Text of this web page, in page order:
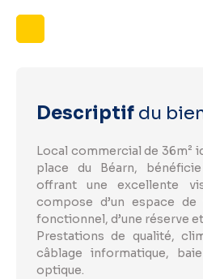
Descriptif du
Local commercial de 36m²
place du Béarn,
offrant une excellente
compose d’un espace
fonctionnel, d’une réserve et
Prestations de qualité,
câblage informatique,
optique.